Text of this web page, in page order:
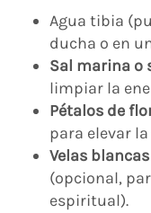
Agua tibia
ducha o en
Sal marina o
limpiar la
Pétalos de
para elevar
Velas
(opcional,
espiritual).